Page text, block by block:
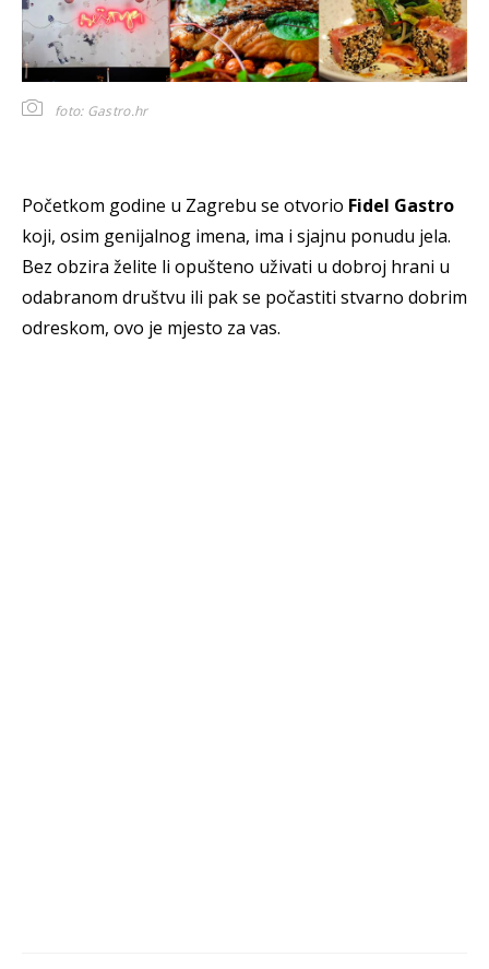
foto: Gastro.hr
Početkom godine u Zagrebu se otvorio Fidel Gastro
koji, osim genijalnog imena, ima i sjajnu ponudu jela.
Bez obzira želite li opušteno uživati u dobroj hrani u
odabranom društvu ili pak se počastiti stvarno dobrim
odreskom, ovo je mjesto za vas.